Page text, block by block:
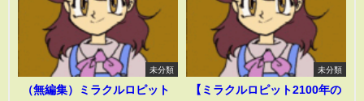
未分類
（無編集）ミラクルロピット
未分類
【ミラクルロピット2100年の